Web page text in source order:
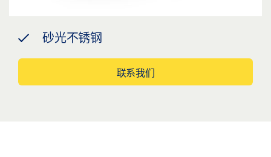
砂光不锈钢
联系我们